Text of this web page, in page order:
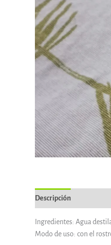
Descripción
Ingredientes: Agua
Modo de uso: con el